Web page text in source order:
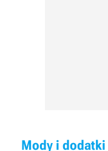
Mody i dodatki